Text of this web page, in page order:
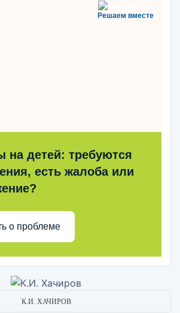
Решаем вместе
на детей: требуются
есть жалоба или
о проблеме
К.И. ХАЧИРОВ